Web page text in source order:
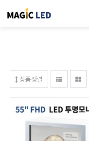
상품정렬